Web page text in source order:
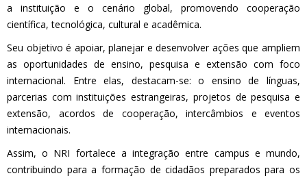
a instituição e o cenário global, promovendo cooperação
científica, tecnológica, cultural e acadêmica.
Seu objetivo é apoiar, planejar e desenvolver ações que ampliem
as oportunidades de ensino, pesquisa e extensão com foco
internacional. Entre elas, destacam-se: o ensino de línguas,
parcerias com instituições estrangeiras, projetos de pesquisa e
extensão, acordos de cooperação, intercâmbios e eventos
internacionais.
Assim, o NRI fortalece a integração entre campus e mundo,
contribuindo para a formação de cidadãos preparados para os